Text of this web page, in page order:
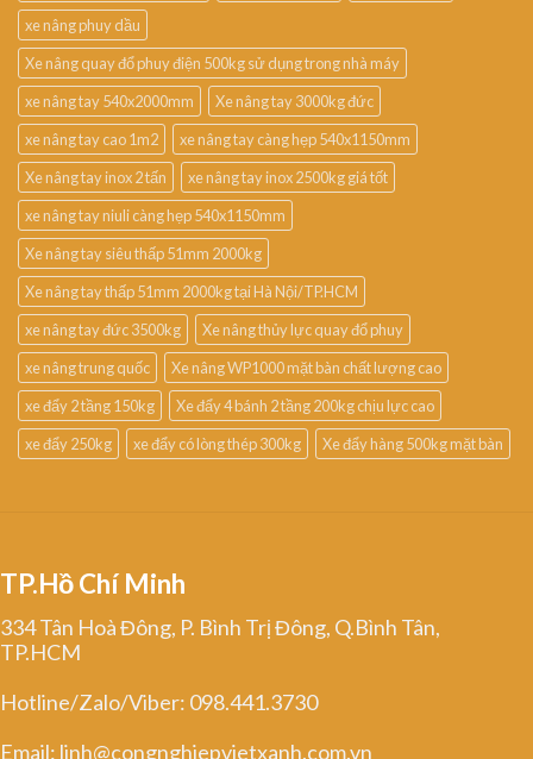
xe nâng phuy dầu
Xe nâng quay đổ phuy điện 500kg sử dụng trong nhà máy
xe nâng tay 540x2000mm
Xe nâng tay 3000kg đức
xe nâng tay cao 1m2
xe nâng tay càng hẹp 540x1150mm
Xe nâng tay inox 2 tấn
xe nâng tay inox 2500kg giá tốt
xe nâng tay niuli càng hẹp 540x1150mm
Xe nâng tay siêu thấp 51mm 2000kg
Xe nâng tay thấp 51mm 2000kg tại Hà Nội/TP.HCM
xe nâng tay đức 3500kg
Xe nâng thủy lực quay đổ phuy
xe nâng trung quốc
Xe nâng WP1000 mặt bàn chất lượng cao
xe đẩy 2 tầng 150kg
Xe đẩy 4 bánh 2 tầng 200kg chịu lực cao
xe đẩy 250kg
xe đẩy có lòng thép 300kg Xe đẩy hàng 500kg mặt bàn
TP.Hồ Chí Minh
334 Tân Hoà Đông, P. Bình Trị Đông, Q.Bình Tân,
TP.HCM
Hotline/Zalo/Viber: 098.441.3730
Email: linh@congnghiepvietxanh.com.vn